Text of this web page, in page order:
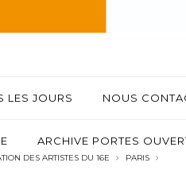
LES JOURS NOUS
ARCHIVE PORTES
DES ARTISTES DU 16E
PARIS